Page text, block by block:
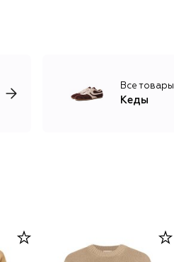
Все товары
Кеды